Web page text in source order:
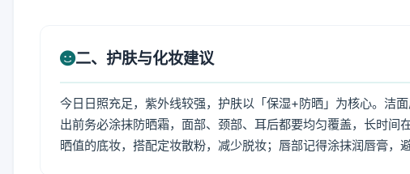
二、护肤与化妆建议
今日日照充足，紫外线较强，护肤以「保湿+防晒」为核心。洁
出前务必涂抹防晒霜，面部、颈部、耳后都要均匀覆盖，长时
晒值的底妆，搭配定妆散粉，减少脱妆；唇部记得涂抹润唇膏，